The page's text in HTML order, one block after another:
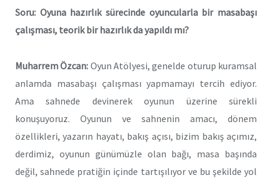
Soru: Oyuna hazırlık sürecinde oyuncularla bir masabaşı
çalışması, teorik bir hazırlık da yapıldı mı?
Muharrem Özcan: Oyun Atölyesi, genelde oturup kuramsal
anlamda masabaşı çalışması yapmamayı tercih ediyor.
Ama sahnede devinerek oyunun üzerine sürekli
konuşuyoruz. Oyunun ve sahnenin amacı, dönem
özellikleri, yazarın hayatı, bakış açısı, bizim bakış açımız,
derdimiz, oyunun günümüzle olan bağı, masa başında
değil, sahnede pratiğin içinde tartışılıyor ve bu şekilde yol